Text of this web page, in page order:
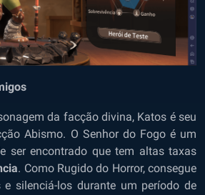
da facção divina, Katos é seu
Abismo. O Senhor do Fogo é um
ser encontrado que tem altas taxas
. Como Rugido do Horror, consegue
silenciá-los durante um período de